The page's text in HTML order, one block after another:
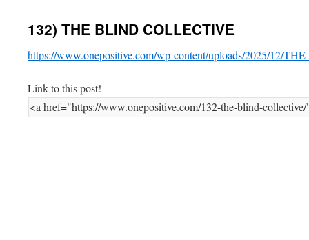
132) THE BLIND COLLECTIVE
https://www.onepositive.com/wp-content/uploads/2025/12/
Link to this post!